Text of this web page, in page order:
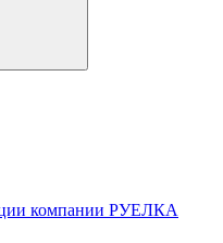
компании РУЕЛКА